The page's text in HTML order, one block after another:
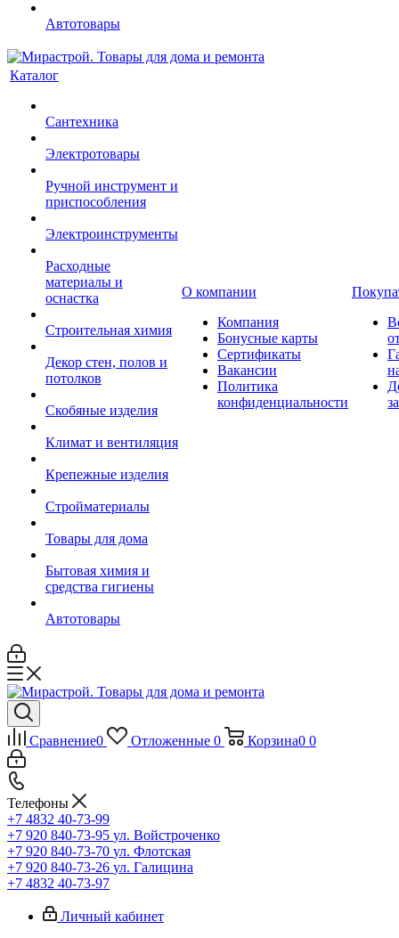
Автотовары
Каталог
Сантехника
Электротовары
Ручной инструмент и
приспособления
Электроинструменты
Расходные
материалы и
оснастка
Строительная химия
Декор стен, полов и
потолков
Скобяные изделия
Климат и вентиляция
Крепежные изделия
Стройматериалы
Товары для дома
Бытовая химия и
средства гигиены
Автотовары
О компании
Компания
Бонусные карты
Сертификаты
Вакансии
Политика
конфиденциальности
Сравнение0 Отложенные 0 Корзина0 0
Телефоны
+7 4832 40-73-99
+7 920 840-73-95 ул. Войстроченко
+7 920 840-73-70 ул. Флотская
+7 920 840-73-26 ул. Галицина
+7 4832 40-73-97
Личный кабинет